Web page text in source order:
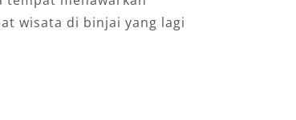
wisata di binjai yang lagi